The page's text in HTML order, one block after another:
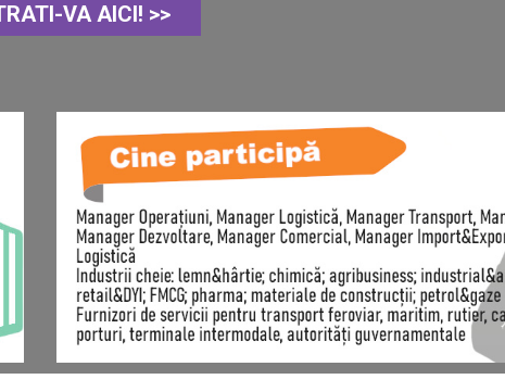
VA AICI! >>